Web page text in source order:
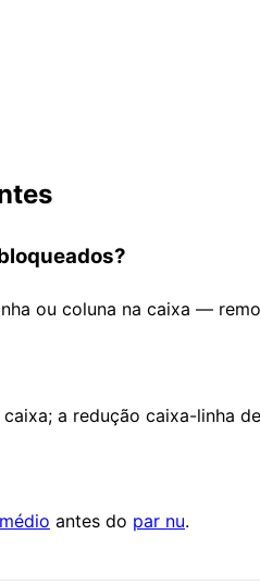
ou coluna na caixa —
a redução caixa-linha
médio antes do par nu.